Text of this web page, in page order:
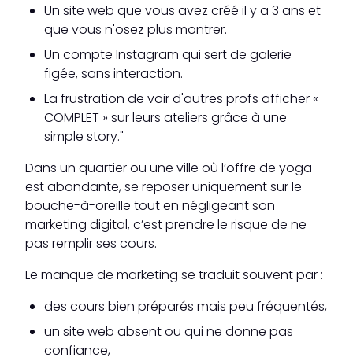
Un site web que vous avez créé il y a 3 ans et
que vous n'osez plus montrer.
Un compte Instagram qui sert de galerie
figée, sans interaction.
La frustration de voir d'autres profs afficher «
COMPLET » sur leurs ateliers grâce à une
simple story."
Dans un quartier ou une ville où l’offre de yoga
est abondante, se reposer uniquement sur le
bouche-à-oreille tout en négligeant son
marketing digital, c’est prendre le risque de ne
pas remplir ses cours.
Le manque de marketing se traduit souvent par :
des cours bien préparés mais peu fréquentés,
un site web absent ou qui ne donne pas
confiance,